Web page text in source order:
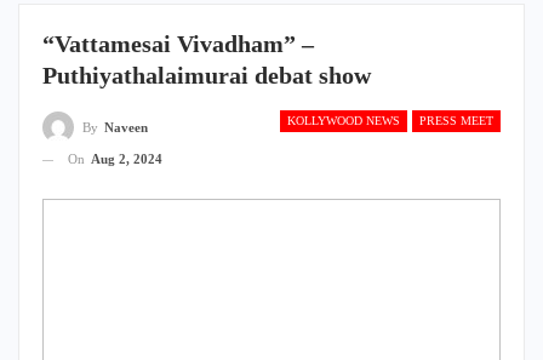
“Vattamesai Vivadham” –
Puthiyathalaimurai debat show
KOLLYWOOD NEWS PRESS MEET
By Naveen
On Aug 2, 2024